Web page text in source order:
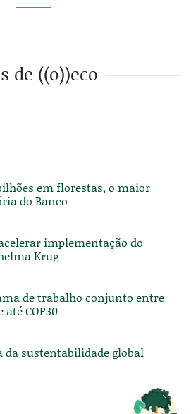
de ((o))eco
em florestas, o maior
do Banco
implementação do
Krug
de trabalho conjunto entre
COP30
da sustentabilidade global